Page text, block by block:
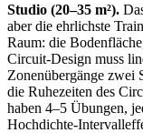
Studio (20–35 m²).
aber die ehrlichste
Raum: die
Circuit-Design muss
Zonenübergänge zwei
die Ruhezeiten des
haben 4–5 Übungen,
Hochdichte-